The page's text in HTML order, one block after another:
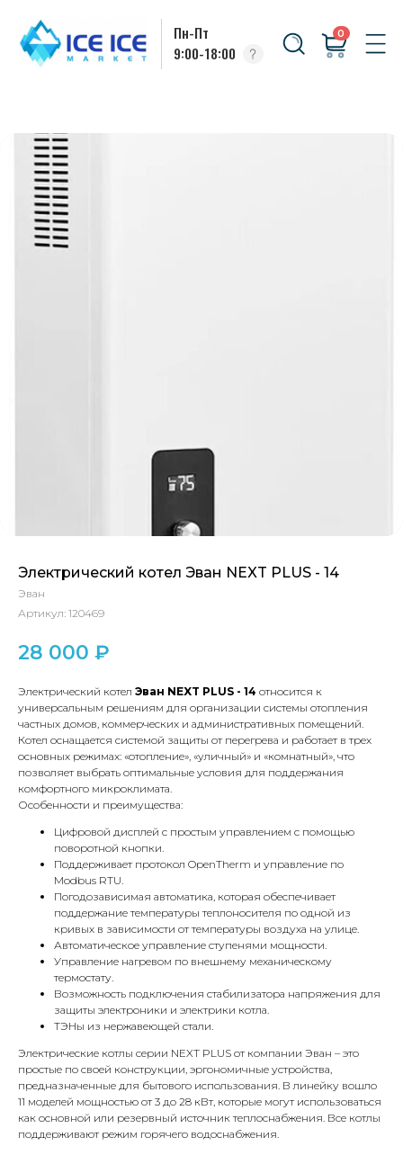
9:00-18:00
Электрический котел Эван NEXT PLUS - 14
Эван
Артикул: 120469
28 000 ₽
Электрический котел Эван NEXT PLUS - 14 относится к
универсальным решениям для организации системы отопления
частных домов, коммерческих и административных помещений.
Котел оснащается системой защиты от перегрева и работает в трех
основных режимах: «отопление», «уличный» и «комнатный», что
позволяет выбрать оптимальные условия для поддержания
комфортного микроклимата.
Особенности и преимущества:
Цифровой дисплей с простым управлением с помощью
поворотной кнопки.
Поддерживает протокол OpenTherm и управление по
Modbus RTU.
Погодозависимая автоматика, которая обеспечивает
поддержание температуры теплоносителя по одной из
кривых в зависимости от температуры воздуха на улице.
Автоматическое управление ступенями мощности.
Управление нагревом по внешнему механическому
термостату.
Возможность подключения стабилизатора напряжения для
защиты электроники и электрики котла.
ТЭНы из нержавеющей стали.
Электрические котлы серии NEXT PLUS от компании Эван – это
простые по своей конструкции, эргономичные устройства,
предназначенные для бытового использования. В линейку вошло
11 моделей мощностью от 3 до 28 кВт, которые могут использоваться
как основной или резервный источник теплоснабжения. Все котлы
поддерживают режим горячего водоснабжения.
Г.Москва Волоколамское шоссе,
71/22к2
Пн-вс с 9:00 до 18:00
Телефон
8 495 233-79-79
КОНТАКТЫ